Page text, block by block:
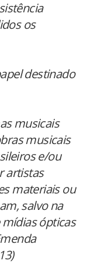
os
destinado
musicais
musicais
e/ou
artistas
materiais ou
salvo na
ópticas